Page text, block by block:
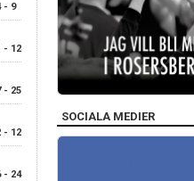
- 9
- 12
- 25
- 12
- 24
SOCIALA MEDIER